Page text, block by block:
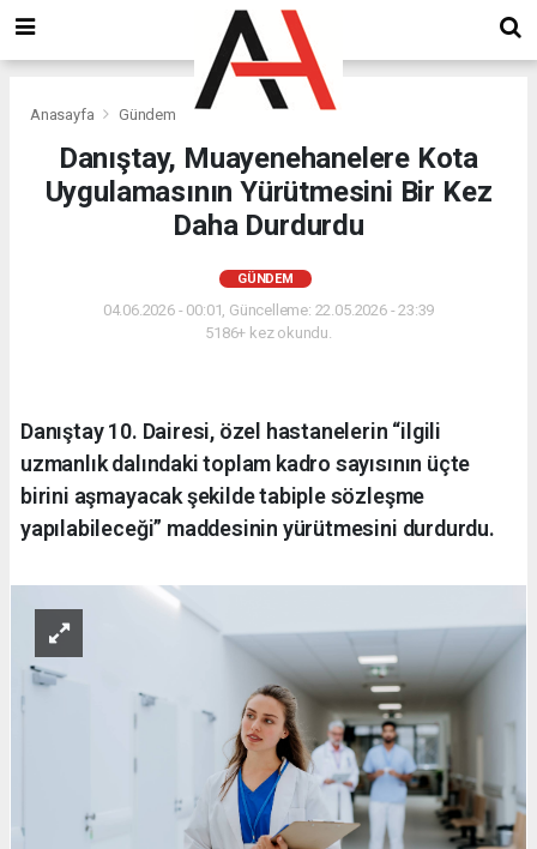
Anasayfa Gündem
Danıştay, Muayenehanelere Kota
Uygulamasının Yürütmesini Bir Kez
Daha Durdurdu
GÜNDEM
04.06.2026 - 00:01, Güncelleme: 22.05.2026 - 23:39
5186+ kez okundu.
Danıştay 10. Dairesi, özel hastanelerin “ilgili
uzmanlık dalındaki toplam kadro sayısının üçte
birini aşmayacak şekilde tabiple sözleşme
yapılabileceği” maddesinin yürütmesini durdurdu.